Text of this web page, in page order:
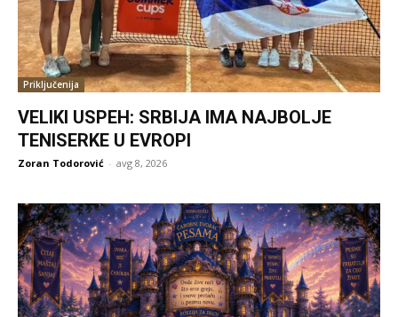
Priključenija
VELIKI USPEH: SRBIJA IMA NAJBOLJE
TENISERKE U EVROPI
Zoran Todorović - avg 8, 2026